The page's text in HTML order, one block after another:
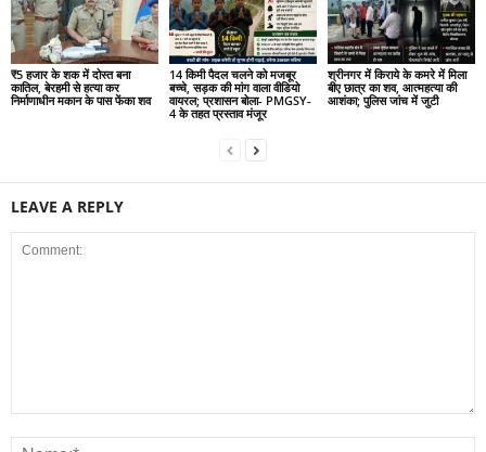
₹5 हजार के शक में दोस्त बना
कातिल, बेरहमी से हत्या कर
निर्माणाधीन मकान के पास फेंका शव
14 किमी पैदल चलने को मजबूर
बच्चे, सड़क की मांग वाला वीडियो
वायरल; प्रशासन बोला- PMGSY-
4 के तहत प्रस्ताव मंजूर
श्रीनगर में किराये के कमरे में मिला
बीए छात्र का शव, आत्महत्या की
आशंका; पुलिस जांच में जुटी
LEAVE A REPLY